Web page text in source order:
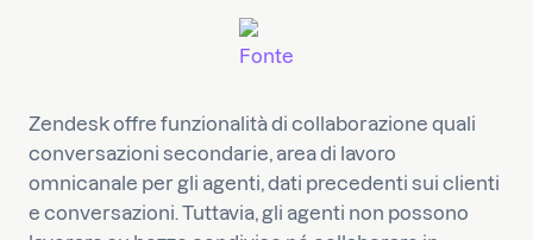
Fonte
Zendesk offre funzionalità di collaborazione quali
conversazioni secondarie, area di lavoro
omnicanale per gli agenti, dati precedenti sui clienti
e conversazioni. Tuttavia, gli agenti non possono